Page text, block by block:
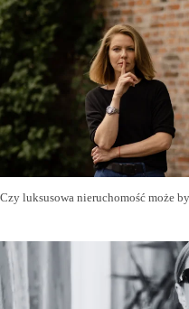
Czy luksusowa nieruchomość może